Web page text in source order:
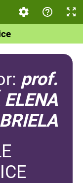
prof.